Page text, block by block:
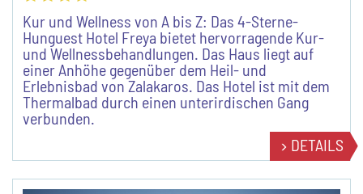
DETAILS
Kur und Wellness von A bis Z: Das 4-Sterne-
Hunguest Hotel Freya bietet hervorragende Kur-
und Wellnessbehandlungen. Das Haus liegt auf
einer Anhöhe gegenüber dem Heil- und
Erlebnisbad von Zalakaros. Das Hotel ist mit dem
Thermalbad durch einen unterirdischen Gang
verbunden.